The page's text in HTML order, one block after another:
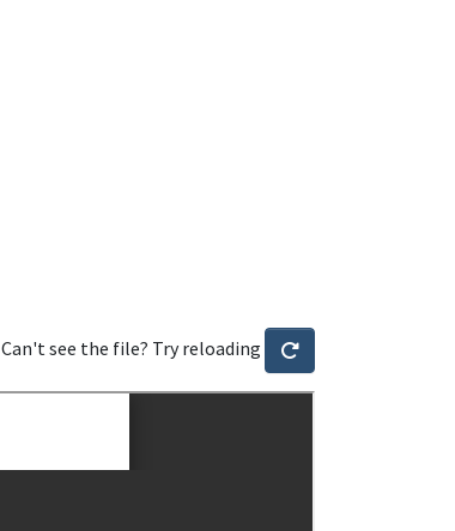
Can't see the file? Try reloading